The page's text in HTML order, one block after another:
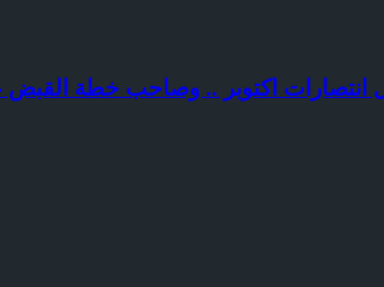
انتصارات اكتوبر .. وصاحب خطة